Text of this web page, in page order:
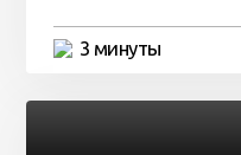
3 минуты